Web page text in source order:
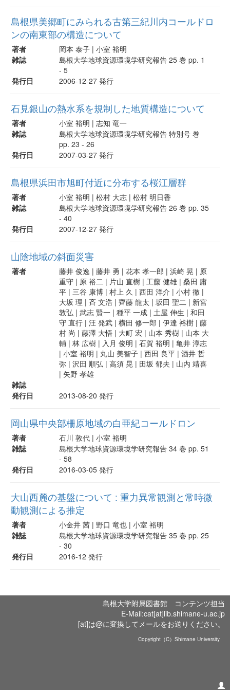
島根県美郷町にみられる古第三紀川内コールドロ
ンの南東部の構造について
著者
岡本 泰子 | 小室 裕明
雑誌
島根大学地球資源環境学研究報告 25 巻 pp. 1
- 5
発行日
2006-12-27 発行
石見銀山の熱水系を規制した地質構造について
著者
小室 裕明 | 志知 竜一
雑誌
島根大学地球資源環境学研究報告 特別号 巻
pp. 23 - 26
発行日
2007-03-27 発行
島根県浜田市旭町付近に分布する桜江層群
著者
小室 裕明 | 松村 大志 | 松村 明日香
雑誌
島根大学地球資源環境学研究報告 26 巻 pp. 35
- 40
発行日
2007-12-27 発行
山陰地域の斜面災害
著者
藤井 俊逸 | 藤井 勇 | 花本 孝一郎 | 浜崎 晃 | 原
重守 | 原 裕二 | 片山 直樹 | 工藤 健雄 | 桑田 庸
平 | 三谷 康博 | 村上 久 | 西田 洋介 | 小村 徹 |
大坂 理 | 斉 文浩 | 齊藤 龍太 | 坂田 聖二 | 新宮
敦弘 | 武志 賢一 | 種平 一成 | 土屋 伸生 | 和田
守 直行 | 汪 発武 | 横田 修一郎 | 伊達 裕樹 | 藤
村 尚 | 藤澤 大悟 | 大町 宏 | 山本 秀樹 | 山本 大
輔 | 林 広樹 | 入月 俊明 | 石賀 裕明 | 亀井 淳志
| 小室 裕明 | 丸山 美智子 | 西田 良平 | 酒井 哲
弥 | 沢田 順弘 | 高須 晃 | 田坂 郁夫 | 山内 靖喜
| 矢野 孝雄
雑誌
発行日
2013-08-20 発行
岡山県中央部柵原地域の白亜紀コールドロン
著者
石川 敦代 | 小室 裕明
雑誌
島根大学地球資源環境学研究報告 34 巻 pp. 51
- 58
発行日
2016-03-05 発行
大山西麓の基盤について : 重力異常観測と常時微
動観測による推定
著者
小金井 茜 | 野口 竜也 | 小室 裕明
雑誌
島根大学地球資源環境学研究報告 35 巻 pp. 25
- 30
発行日
2016-12 発行
島根大学附属図書館 コンテンツ担当
E-Mail:cat[at]lib.shimane-u.ac.jp
[at]は@に変換してメールをお送りください。
Copyright（C）Shimane University